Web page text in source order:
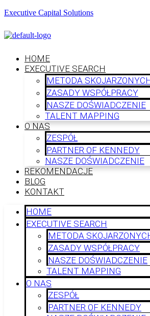
Executive Capital Solutions
HOME
EXECUTIVE SEARCH
METODA
ZASADY WSPÓŁPRACY
NASZE DOŚWIADCZENIE
TALENT MAPPING
O NAS
ZESPÓŁ
PARTNER OF KENNEDY
NASZE DOŚWIADCZENIE
REKOMENDACJE
BLOG
KONTAKT
HOME
EXECUTIVE SEARCH
METODA
ZASADY WSPÓŁPRACY
NASZE DOŚWIADCZENIE
TALENT MAPPING
O NAS
ZESPÓŁ
PARTNER OF KENNEDY